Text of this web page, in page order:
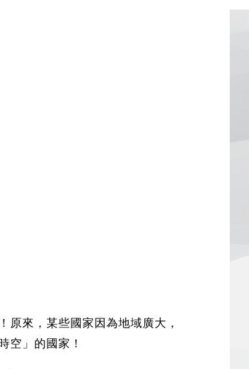
原來，某些國家因為地域廣大，
空」的國家！